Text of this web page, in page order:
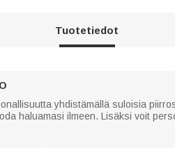
Tuotetiedot
yhdistämällä suloisia
haluamasi ilmeen. Lisäksi voit